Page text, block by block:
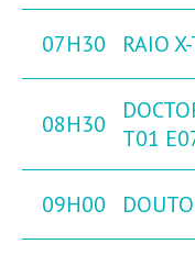
07H30 RAIO
08H30
T01
09H00